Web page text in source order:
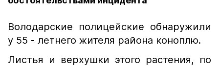
Володарские полицейские обнаружили
у 55 - летнего жителя района коноплю.
Листья и верхушки этого растения, по